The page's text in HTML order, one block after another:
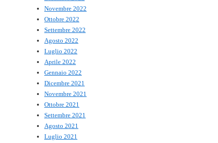
Novembre 2022
Ottobre 2022
Settembre 2022
Agosto 2022
Luglio 2022
Aprile 2022
Gennaio 2022
Dicembre 2021
Novembre 2021
Ottobre 2021
Settembre 2021
Agosto 2021
Luglio 2021